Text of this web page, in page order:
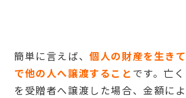
簡単に言えば、個人の財産を生き
で他の人へ譲渡すること です。亡
を受贈者へ譲渡した場合、金額に